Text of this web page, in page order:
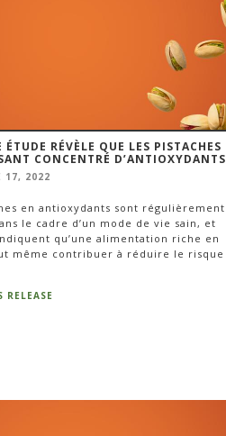
RÉVÈLE QUE LES PISTACHES
CONCENTRÉ D’ANTIOXYDANTS
17, 2022
en antioxydants sont régulièrement
le cadre d’un mode de vie sain, et
qu’une alimentation riche en
même contribuer à réduire le risque
RELEASE